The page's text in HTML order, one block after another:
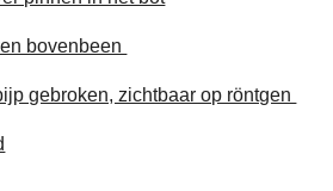
bovenbeen
gebroken, zichtbaar op röntgen